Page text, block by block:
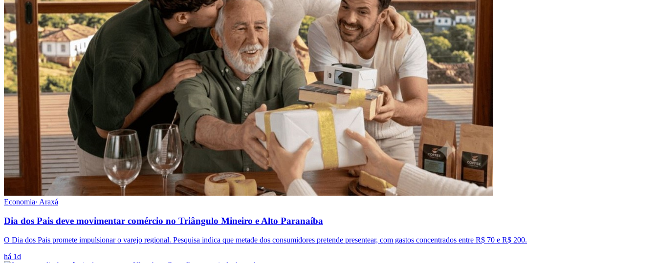
Economia· Araxá
Dia dos Pais deve movimentar comércio no Triângulo Mineiro e Alto Paranaíba
O Dia dos Pais promete impulsionar o varejo regional. Pesquisa indica que metade dos consumidores pretende presentear, com gastos concentrados entre R$ 70 e R$ 200.
há 1d